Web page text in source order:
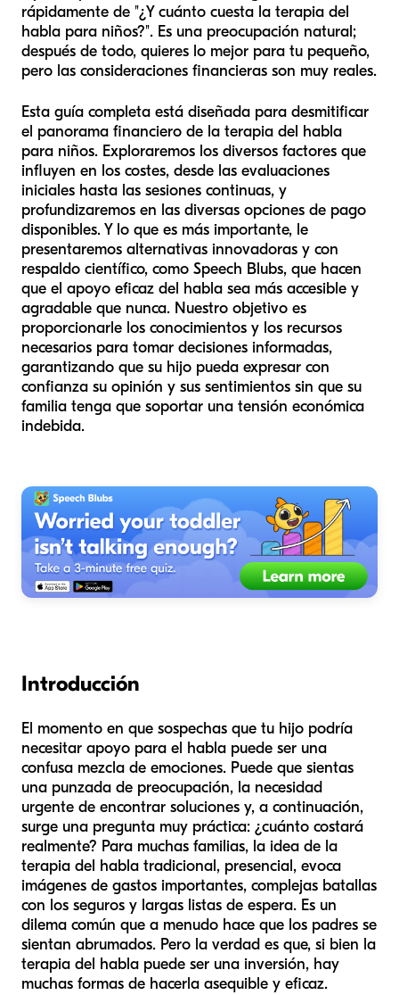
rápidamente de "¿Y cuánto cuesta la terapia del
habla para niños?". Es una preocupación natural;
después de todo, quieres lo mejor para tu pequeño,
pero las consideraciones financieras son muy reales.
Esta guía completa está diseñada para desmitificar
el panorama financiero de la terapia del habla
para niños. Exploraremos los diversos factores que
influyen en los costes, desde las evaluaciones
iniciales hasta las sesiones continuas, y
profundizaremos en las diversas opciones de pago
disponibles. Y lo que es más importante, le
presentaremos alternativas innovadoras y con
respaldo científico, como Speech Blubs, que hacen
que el apoyo eficaz del habla sea más accesible y
agradable que nunca. Nuestro objetivo es
proporcionarle los conocimientos y los recursos
necesarios para tomar decisiones informadas,
garantizando que su hijo pueda expresar con
confianza su opinión y sus sentimientos sin que su
familia tenga que soportar una tensión económica
indebida.
Introducción
El momento en que sospechas que tu hijo podría
necesitar apoyo para el habla puede ser una
confusa mezcla de emociones. Puede que sientas
una punzada de preocupación, la necesidad
urgente de encontrar soluciones y, a continuación,
surge una pregunta muy práctica: ¿cuánto costará
realmente? Para muchas familias, la idea de la
terapia del habla tradicional, presencial, evoca
imágenes de gastos importantes, complejas batallas
con los seguros y largas listas de espera. Es un
dilema común que a menudo hace que los padres se
sientan abrumados. Pero la verdad es que, si bien la
terapia del habla puede ser una inversión, hay
muchas formas de hacerla asequible y eficaz.